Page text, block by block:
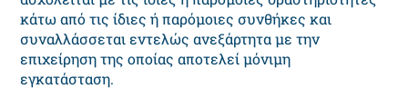
κάτω από τις ίδιες ή παρόμοιες συνθήκες και
συναλλάσσεται εντελώς ανεξάρτητα με την
επιχείρηση της οποίας αποτελεί μόνιμη
εγκατάσταση.